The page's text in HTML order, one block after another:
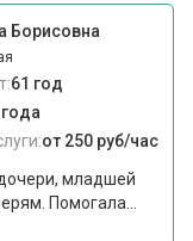
Борисовна
61 год
от 250 руб/час
младшей
Помогала...